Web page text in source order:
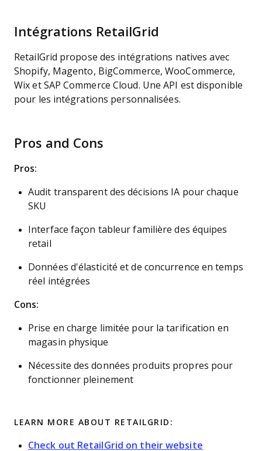
Intégrations RetailGrid
RetailGrid propose des intégrations natives avec
Shopify, Magento, BigCommerce, WooCommerce,
Wix et SAP Commerce Cloud. Une API est disponible
pour les intégrations personnalisées.
Pros and Cons
Pros:
Audit transparent des décisions IA pour chaque
SKU
Interface façon tableur familière des équipes
retail
Données d'élasticité et de concurrence en temps
réel intégrées
Cons:
Prise en charge limitée pour la tarification en
magasin physique
Nécessite des données produits propres pour
fonctionner pleinement
LEARN MORE ABOUT RETAILGRID:
Check out RetailGrid on their website